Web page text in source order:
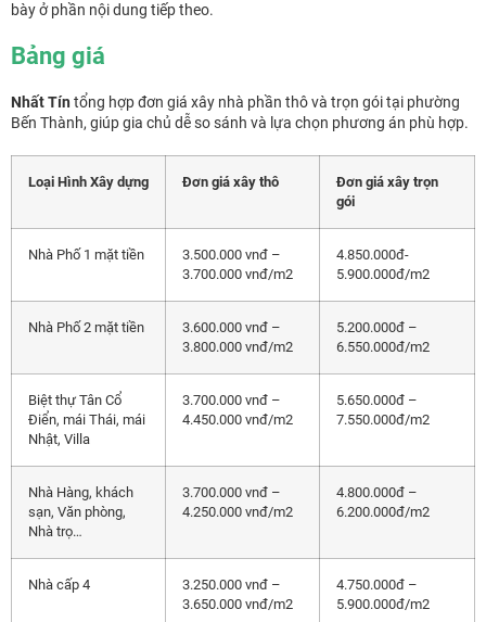
bày ở phần nội dung tiếp theo.
Bảng giá
Nhất Tín tổng hợp đơn giá xây nhà phần thô và trọn gói tại phường
Bến Thành, giúp gia chủ dễ so sánh và lựa chọn phương án phù hợp.
Loại Hình Xây dựng Đơn giá xây thô
Đơn giá xây trọn
gói
Nhà Phố 1 mặt tiền
3.500.000 vnđ –
3.700.000 vnđ/m2
4.850.000đ-
5.900.000đ/m2
Nhà Phố 2 mặt tiền
3.600.000 vnđ –
3.800.000 vnđ/m2
5.200.000đ –
6.550.000đ/m2
Biệt thự Tân Cổ
Điển, mái Thái, mái
Nhật, Villa
3.700.000 vnđ –
4.450.000 vnđ/m2
5.650.000đ –
7.550.000đ/m2
Nhà Hàng, khách
sạn, Văn phòng,
Nhà trọ…
3.700.000 vnđ –
4.250.000 vnđ/m2
4.800.000đ –
6.200.000đ/m2
Nhà cấp 4
3.250.000 vnđ –
3.650.000 vnđ/m2
4.750.000đ –
5.900.000đ/m2